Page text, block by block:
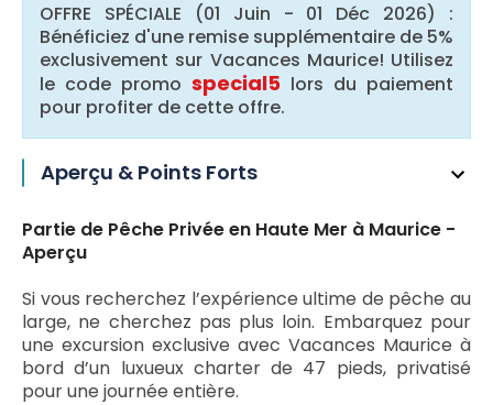
OFFRE SPÉCIALE (01 Juin - 01 Déc 2026) :
Bénéficiez d'une remise supplémentaire de 5%
exclusivement sur Vacances Maurice! Utilisez
le code promo special5 lors du paiement
pour profiter de cette offre.
Aperçu & Points Forts
Partie de Pêche Privée en Haute Mer à Maurice -
Aperçu
Si vous recherchez l’expérience ultime de pêche au
large, ne cherchez pas plus loin. Embarquez pour
une excursion exclusive avec Vacances Maurice à
bord d’un luxueux charter de 47 pieds, privatisé
pour une journée entière.